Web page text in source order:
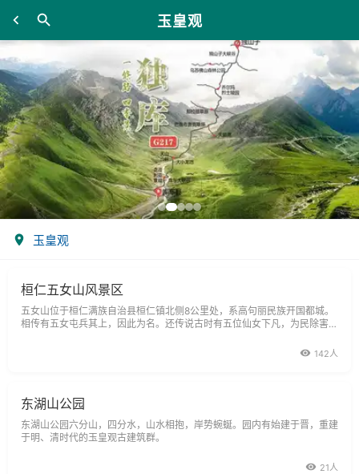
玉皇观
玉皇观
桓仁五女山风景区
五女山位于桓仁满族自治县桓仁镇北侧8公里处，系高句丽民族开国都城。
相传有五女屯兵其上，因此为名。还传说古时有五位仙女下凡，为民除害，
级风景名胜区和辽宁省五十佳景之一。闻名遐迩的五女山，突兀雄伟，巍峨
142人
东湖山公园
东湖山公园六分山，四分水，山水相抱，岸势蜿蜒。园内有始建于晋，重建
于明、清时代的玉皇观古建筑群。
21人